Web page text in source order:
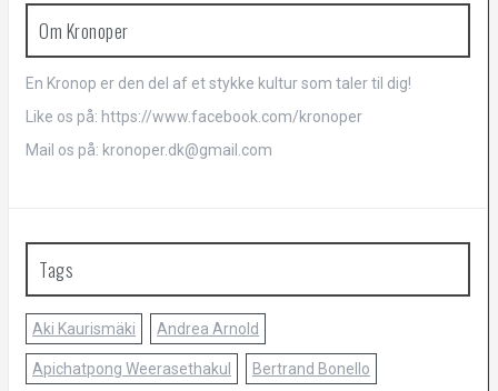
Om Kronoper
En Kronop er den del af et stykke kultur som taler til dig!
Like os på: https://www.facebook.com/kronoper
Mail os på: kronoper.dk@gmail.com
Tags
Aki Kaurismäki Andrea Arnold
Apichatpong Weerasethakul Bertrand Bonello